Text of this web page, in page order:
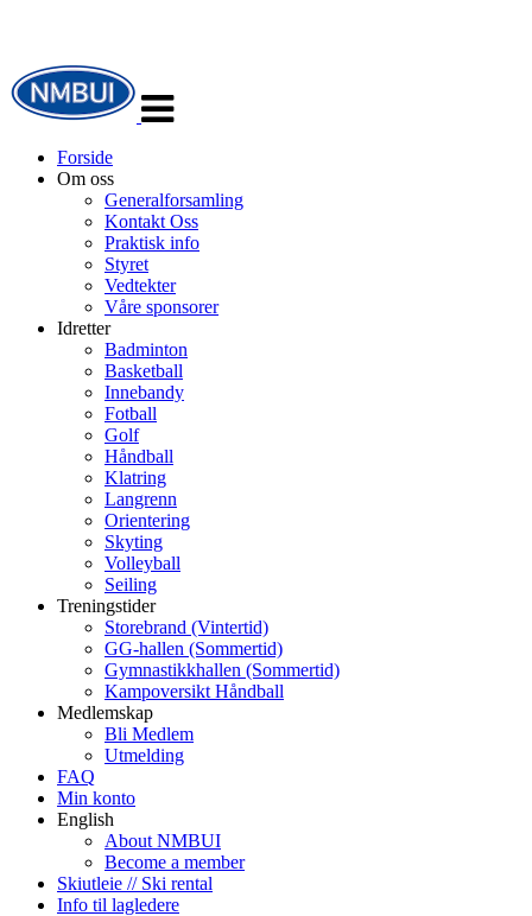
navigasjon
Forside
Om oss
Generalforsamling
Kontakt Oss
Praktisk info
Styret
Vedtekter
Våre sponsorer
Idretter
Badminton
Basketball
Innebandy
Fotball
Golf
Håndball
Klatring
Langrenn
Orientering
Skyting
Volleyball
Seiling
Treningstider
Storebrand (Vintertid)
GG-hallen (Sommertid)
Gymnastikkhallen (Sommertid)
Kampoversikt Håndball
Medlemskap
Bli Medlem
Utmelding
FAQ
Min konto
English
About NMBUI
Become a member
Skiutleie // Ski rental
Info til lagledere